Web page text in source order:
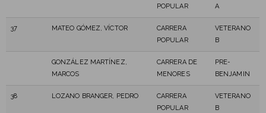
POPULAR
A
37 MATEO GÓMEZ, VÍCTOR
CARRERA
POPULAR
VETERANO
B
GONZÁLEZ MARTÍNEZ,
MARCOS
CARRERA DE
MENORES
PRE-
BENJAMIN
38 LOZANO BRANGER, PEDRO
CARRERA
POPULAR
VETERANO
B